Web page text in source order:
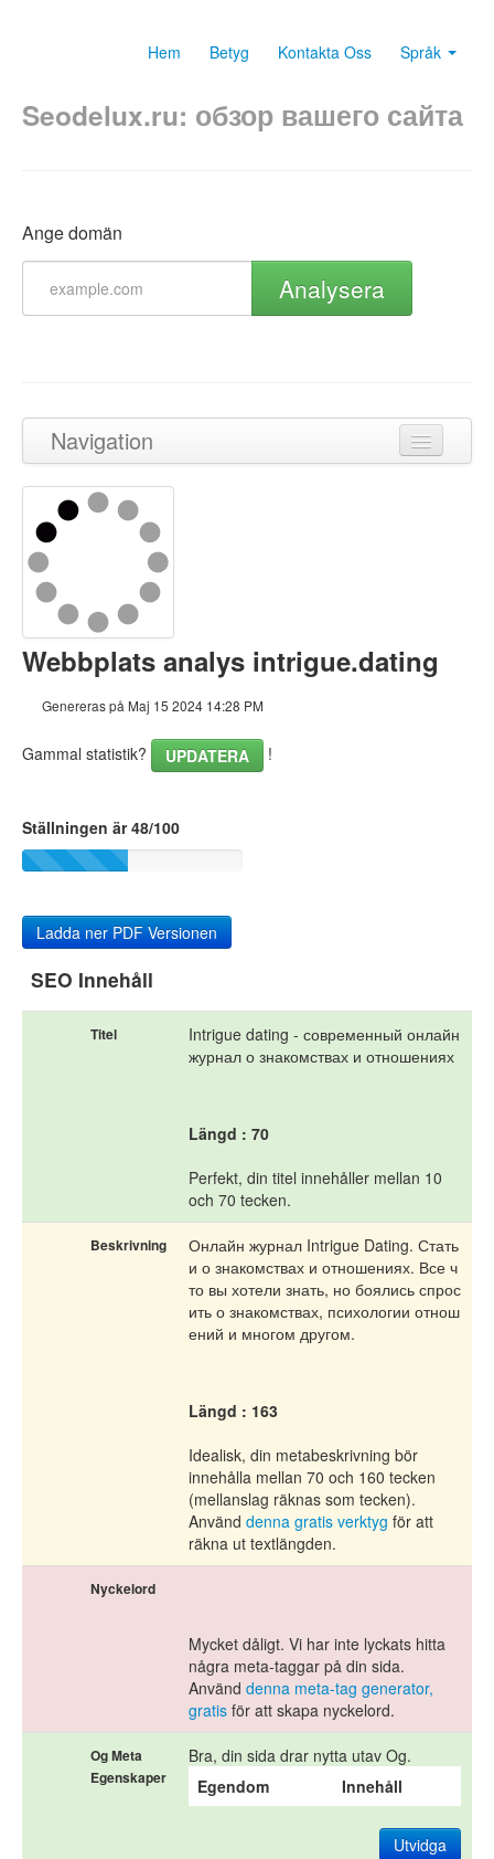
Hem Betyg Kontakta Oss Språk
Seodelux.ru: обзор вашего сайта
Ange domän
Analysera
Navigation
Tillbaka till toppen
Innehåll
Nyckelord
Användbarhet
Dokument
Mobil
PageSpeed Insights
Webbplats analys intrigue.dating
Genereras på Maj 15 2024 14:28 PM
Gammal statistik? UPDATERA !
Ställningen är 48/100
Ladda ner PDF Versionen
SEO Innehåll
Titel
Intrigue dating - современный онлайн
журнал о знакомствах и отношениях
Längd : 70
Perfekt, din titel innehåller mellan 10
och 70 tecken.
Beskrivning
Онлайн журнал Intrigue Dating. Стать
и о знакомствах и отношениях. Все ч
то вы хотели знать, но боялись спрос
ить о знакомствах, психологии отнош
ений и многом другом.
Längd : 163
Idealisk, din metabeskrivning bör
innehålla mellan 70 och 160 tecken
(mellanslag räknas som tecken).
Använd denna gratis verktyg för att
räkna ut textlängden.
Nyckelord
Mycket dåligt. Vi har inte lyckats hitta
några meta-taggar på din sida.
Använd denna meta-tag generator,
gratis för att skapa nyckelord.
Og Meta
Egenskaper
Bra, din sida drar nytta utav Og.
Egendom
Innehåll
Utvidga